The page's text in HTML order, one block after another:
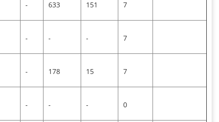
- 633 151 7
- - - 7
- 178 15 7
- - - 0